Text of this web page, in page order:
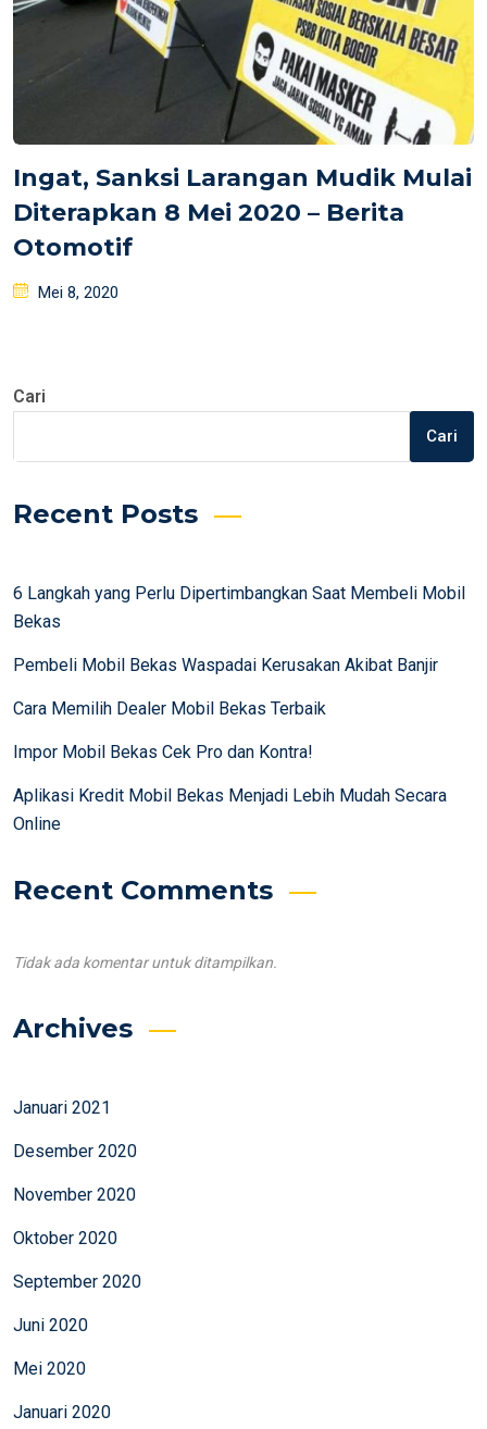
Ingat, Sanksi Larangan Mudik Mulai
Diterapkan 8 Mei 2020 – Berita
Otomotif
Posted
Mei 8, 2020
Cari
Cari
Recent Posts
6 Langkah yang Perlu Dipertimbangkan Saat Membeli Mobil
Bekas
Pembeli Mobil Bekas Waspadai Kerusakan Akibat Banjir
Cara Memilih Dealer Mobil Bekas Terbaik
Impor Mobil Bekas Cek Pro dan Kontra!
Aplikasi Kredit Mobil Bekas Menjadi Lebih Mudah Secara
Online
Recent Comments
Tidak ada komentar untuk ditampilkan.
Archives
Januari 2021
Desember 2020
November 2020
Oktober 2020
September 2020
Juni 2020
Mei 2020
Januari 2020